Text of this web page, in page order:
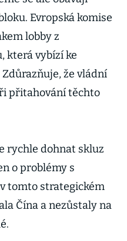
Evropská komise
lobby z
která vybízí ke
že vládní
přitahování těchto
rychle dohnat skluz
o problémy s
tomto strategickém
Čína a nezůstaly na